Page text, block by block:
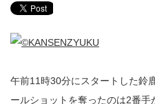
午前11時30分にスタートした鈴
ールショットを奪ったのは2番